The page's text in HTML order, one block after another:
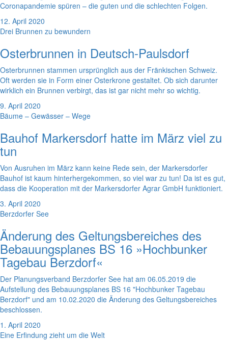
Coronapandemie spüren – die guten und die schlechten Folgen.
12. April 2020
Drei Brunnen zu bewundern
Osterbrunnen in Deutsch-Paulsdorf
Osterbrunnen stammen ursprünglich aus der Fränkischen Schweiz.
Oft werden sie in Form einer Osterkrone gestaltet. Ob sich darunter
wirklich ein Brunnen verbirgt, das ist gar nicht mehr so wichtig.
9. April 2020
Bäume – Gewässer – Wege
Bauhof Markersdorf hatte im März viel zu
tun
Von Ausruhen im März kann keine Rede sein, der Markersdorfer
Bauhof ist kaum hinterhergekommen, so viel war zu tun! Da ist es gut,
dass die Kooperation mit der Markersdorfer Agrar GmbH funktioniert.
3. April 2020
Berzdorfer See
Änderung des Geltungsbereiches des
Bebauungsplanes BS 16 »Hochbunker
Tagebau Berzdorf«
Der Planungsverband Berzdorfer See hat am 06.05.2019 die
Aufstellung des Bebauungsplanes BS 16 "Hochbunker Tagebau
Berzdorf" und am 10.02.2020 die Änderung des Geltungsbereiches
beschlossen.
1. April 2020
Eine Erfindung zieht um die Welt